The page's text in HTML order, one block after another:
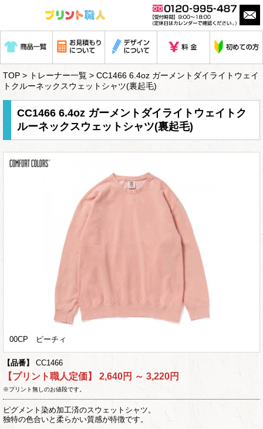
TOP > トレーナー一覧 > CC1466 6.4oz ガーメントダイライトウェイ
トクルーネックスウェットシャツ(裏起毛)
CC1466 6.4oz ガーメントダイライトウェイトク
ルーネックスウェットシャツ(裏起毛)
00CP ピーチィ
【品番】 CC1466
【プリント職人定価】 2,640円 ～ 3,220円
※プリント無しのお値段です。
ピグメント染め加工済のスウェットシャツ。
独特の色合いと柔らかい質感が特徴です。